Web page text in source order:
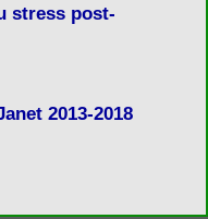
stress post-
2013-2018